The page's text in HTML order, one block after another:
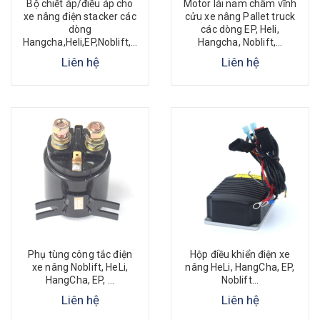
Bộ chiết áp/điều áp cho
xe nâng điện stacker các
dòng
Hangcha,Heli,EP,Noblift,...
Liên hệ
Motor lái nam châm vĩnh
cửu xe nâng Pallet truck
các dòng EP, Heli,
Hangcha, Noblift,...
Liên hệ
Phụ tùng công tắc điện
xe nâng Noblift, HeLi,
HangCha, EP, ...
Liên hệ
Hộp điều khiển điện xe
nâng HeLi, HangCha, EP,
Noblift...
Liên hệ